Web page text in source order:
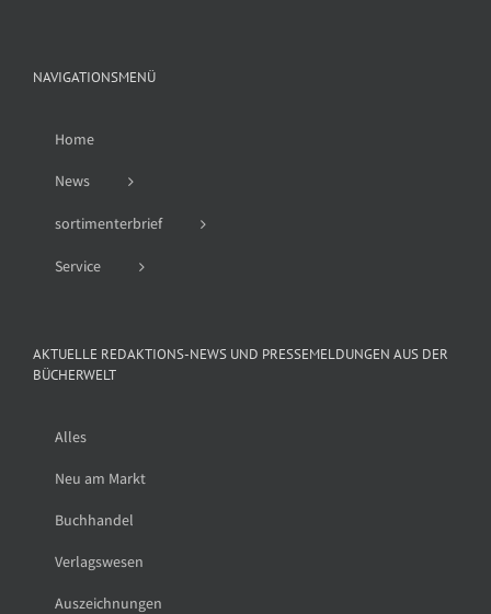
NAVIGATIONSMENÜ
Home
News
sortimenterbrief
Service
AKTUELLE REDAKTIONS-NEWS UND PRESSEMELDUNGEN AUS DER
BÜCHERWELT
Alles
Neu am Markt
Buchhandel
Verlagswesen
Auszeichnungen